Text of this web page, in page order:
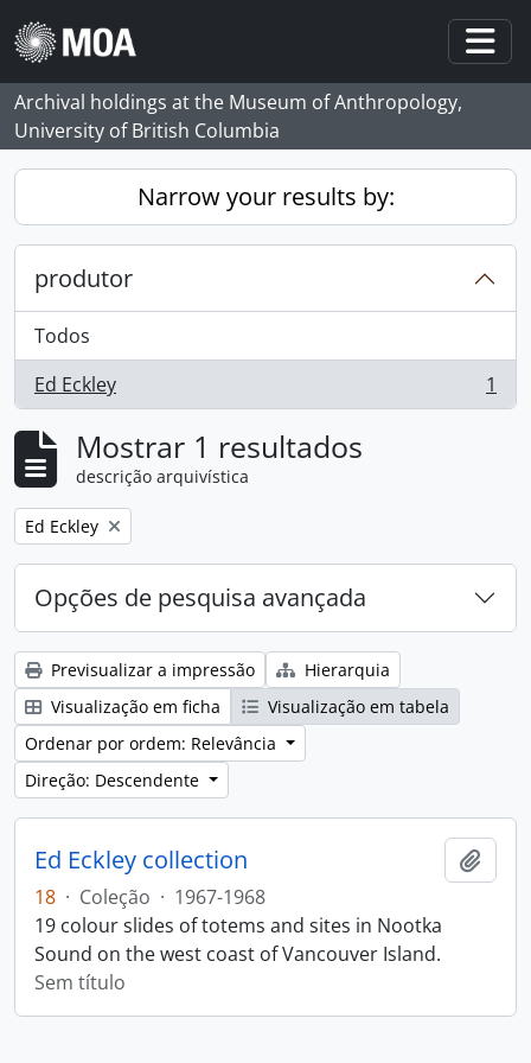
Skip to main content
Archival holdings at the Museum of Anthropology,
University of British Columbia
Narrow your results by:
produtor
Todos
Ed Eckley
, 1 resultados 1
Mostrar 1 resultados
descrição arquivística
Remove filter:
Ed Eckley
Opções de pesquisa avançada
Previsualizar a impressão
Hierarquia
Visualização em ficha
Visualização em tabela
Ordenar por ordem: Relevância
Direção: Descendente
Ed Eckley collection
18 · Coleção · 1967-1968
19 colour slides of totems and sites in Nootka
Sound on the west coast of Vancouver Island.
Sem título